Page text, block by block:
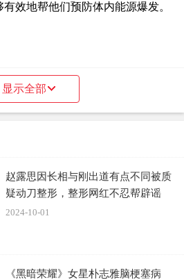
效地帮他们预防体内能源爆发。
危机让二哈和小杰从宿敌变为了并
能源水晶背后肮脏的阴谋也逐渐地
待着剧情接下来的走向。
取，如不想被抓取传播，请告知删
布海报 幼年二哈和警察小杰出现
显示全部
赵露思因长相与刚出道有点不同被质
疑动刀整形，整形网红不忍帮辟谣
2024-10-01
《黑暗荣耀》女星朴志雅脑梗塞病